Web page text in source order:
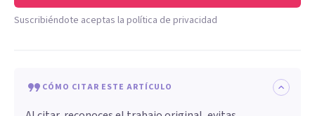
Suscribiéndote aceptas la política de privacidad
CÓMO CITAR ESTE ARTÍCULO